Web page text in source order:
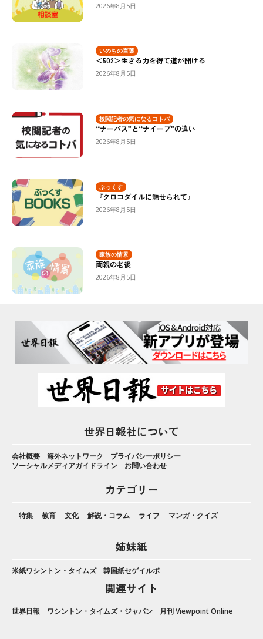
2026年8月5日
いのちの言葉
＜502＞生きる力を得て道が開ける
2026年8月5日
校閲記者の気になるコトバ
“ナーバス”と“ナイーブ”の違い
2026年8月5日
ぶっくす
『クロコダイルに魅せられて』
2026年8月5日
家族の情景
両親の老後
2026年8月5日
世界日報社について
会社概要 海外ネットワーク
プライバシーポリシー
ソーシャルメディアガイドライン
お問い合わせ
カテゴリー
特集 教育 文化 解説・コラム ライフ マンガ・クイズ
姉妹紙
米紙ワシントン・タイムズ 韓国紙セゲイルボ
関連サイト
世界日報 ワシントン・タイムズ・ジャパン 月刊 Viewpoint Online